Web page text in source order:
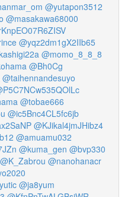
@yutapon3512
@masakawa68000
@yqz2dm1gX2IIb65
@momo_8_8_8
@Bh0Cg
@taihennandesuyo
@tobae666
@ic5Bnc4CL5fc6jb
@KJikal4jmJHibz4
@amuamu032
@kuma_gen @bvp330
@K_Zabrou @nanohanacr
@ja8yum